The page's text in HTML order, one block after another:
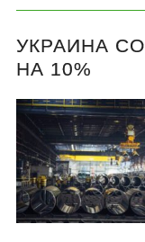
УКРАИНА
НА 10%